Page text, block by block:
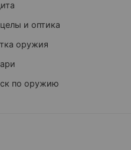
и оптика
оружия
по оружию